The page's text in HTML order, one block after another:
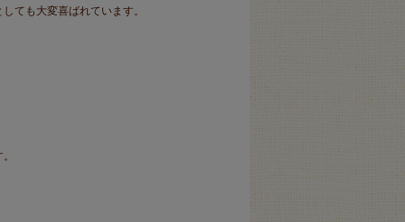
ても大変喜ばれています。